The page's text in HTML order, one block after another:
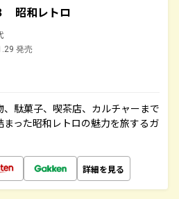
昭和レトロ
発売
駄菓子、喫茶店、カルチャーまで
った昭和レトロの魅力を旅するガ
詳細を見る